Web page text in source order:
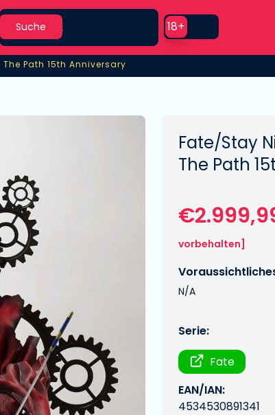
Search
Suche
Use setting
18+
Path 15th Anniversary
Path 15th Anniversary
Fate/Stay
The Path
vorbehalten]
N/A
Serie:
Fate
EAN/IAN:
4534530891341